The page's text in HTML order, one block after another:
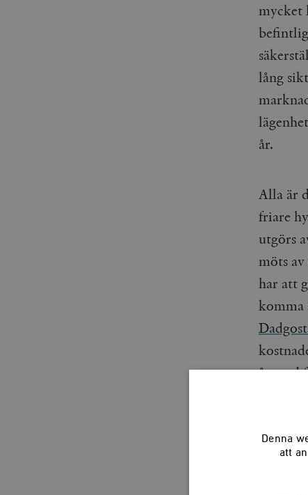
mycket
lång
år.
Alla är
friare
utgörs
möts
har att
komma
år med
Denna
att